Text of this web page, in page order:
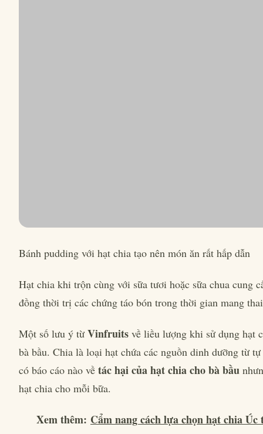
Bánh pudding với hạt chia tạo nên món ăn rất hấp dẫn
Hạt chia khi trộn cùng với sữa tươi hoặc sữa chua cung
đồng thời trị các chứng táo bón trong thời gian mang
Một số lưu ý từ Vinfruits về liều lượng khi sử dụng hạt
bà bầu. Chia là loại hạt chứa các nguồn dinh dưỡng từ
có báo cáo nào về tác hại của hạt chia cho bà bầu
hạt chia cho mỗi bữa.
Xem thêm: Cẩm nang cách lựa chọn hạt chia